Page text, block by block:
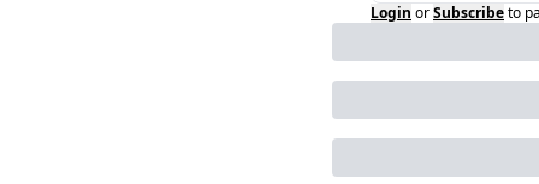
Login orSubscribeto